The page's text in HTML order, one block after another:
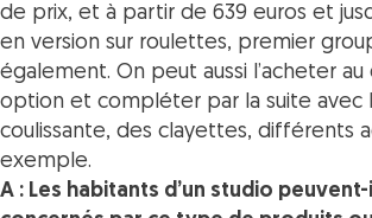
de prix, et à partir de 639 euros et
en version sur roulettes, premier
également. On peut aussi l’acheter
option et compléter par la suite avec
coulissante, des clayettes, différents
exemple.
A : Les habitants d’un studio